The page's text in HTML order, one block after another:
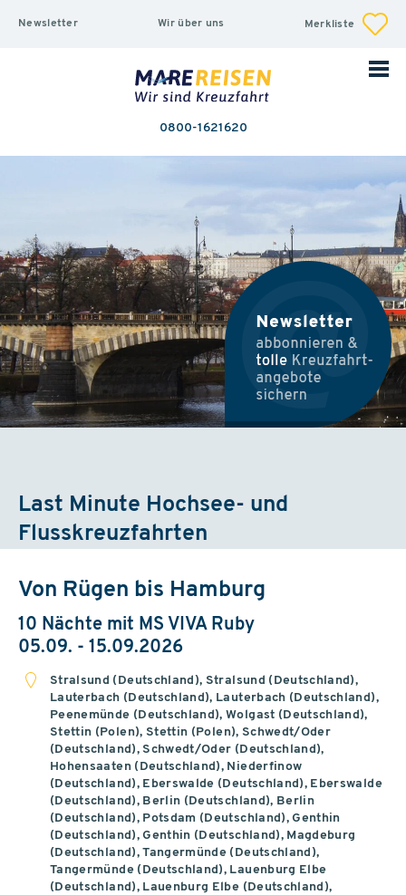
Newsletter Wir über uns Merkliste
0800-1621620
Last Minute Hochsee- und
Flusskreuzfahrten
Von Rügen bis Hamburg
10 Nächte mit MS VIVA Ruby
05.09. - 15.09.2026
Stralsund (Deutschland), Stralsund (Deutschland),
Lauterbach (Deutschland), Lauterbach (Deutschland),
Peenemünde (Deutschland), Wolgast (Deutschland),
Stettin (Polen), Stettin (Polen), Schwedt/Oder
(Deutschland), Schwedt/Oder (Deutschland),
Hohensaaten (Deutschland), Niederfinow
(Deutschland), Eberswalde (Deutschland), Eberswalde
(Deutschland), Berlin (Deutschland), Berlin
(Deutschland), Potsdam (Deutschland), Genthin
(Deutschland), Genthin (Deutschland), Magdeburg
(Deutschland), Tangermünde (Deutschland),
Tangermünde (Deutschland), Lauenburg Elbe
(Deutschland), Lauenburg Elbe (Deutschland),